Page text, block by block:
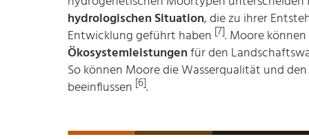
hydrologischen Situation, die zu ihrer
Entwicklung geführt haben [7]. Moore
Ökosystemleistungenfür den
So können Moore die Wasserqualität und
beeinflussen [6].